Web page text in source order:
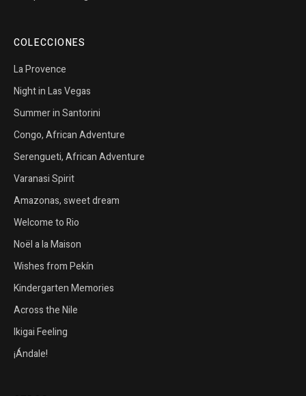
COLECCIONES
La Provence
Night in Las Vegas
Summer in Santorini
Congo, African Adventure
Serengueti, African Adventure
Varanasi Spirit
Amazonas, sweet dream
Welcome to Rio
Noël a la Maison
Wishes from Pekín
Kindergarten Memories
Across the Nile
Ikigai Feeling
¡Ándale!